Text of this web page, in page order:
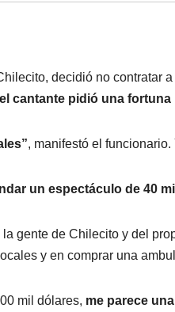
decidió no contratar
el cantante pidió una
, manifestó el funcionario.
un espectáculo de 40
gente de Chilecito y del
y en comprar una
mil dólares, me parece